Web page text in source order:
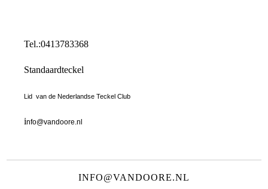
Tel.:0413783368
Standaardteckel
Lid van de Nederlandse Teckel Club
info@vandoore.nl
INFO@VANDOORE.NL